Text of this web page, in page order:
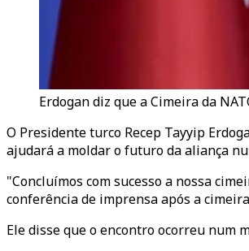
Erdogan diz que a Cimeira da
O Presidente turco Recep Tayyip
ajudará a moldar o futuro da aliança
"Concluímos com sucesso a nossa
conferência de imprensa após a
Ele disse que o encontro ocorreu num